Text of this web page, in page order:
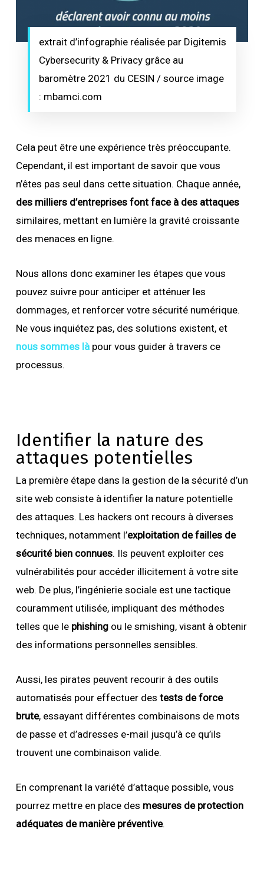
extrait d’infographie réalisée par Digitemis
Cybersecurity & Privacy grâce au
baromètre 2021 du CESIN / source image
: mbamci.com
Cela peut être une expérience très préoccupante.
Cependant, il est important de savoir que vous
n’êtes pas seul dans cette situation. Chaque année,
des milliers d’entreprises font face à des attaques
similaires, mettant en lumière la gravité croissante
des menaces en ligne.
Nous allons donc examiner les étapes que vous
pouvez suivre pour anticiper et atténuer les
dommages, et renforcer votre sécurité numérique.
Ne vous inquiétez pas, des solutions existent, et
nous sommes làpour vous guider à travers ce
processus.
Identifier la nature des
attaques potentielles
La première étape dans la gestion de la sécurité d’un
site web consiste à identifier la nature potentielle
des attaques. Les hackers ont recours à diverses
techniques, notamment l’exploitation de failles de
sécurité bien connues. Ils peuvent exploiter ces
vulnérabilités pour accéder illicitement à votre site
web. De plus, l’ingénierie sociale est une tactique
couramment utilisée, impliquant des méthodes
telles que le phishingou le smishing, visant à obtenir
des informations personnelles sensibles.
Aussi, les pirates peuvent recourir à des outils
automatisés pour effectuer des tests de force
brute, essayant différentes combinaisons de mots
de passe et d’adresses e-mail jusqu’à ce qu’ils
trouvent une combinaison valide.
En comprenant la variété d’attaque possible, vous
pourrez mettre en place des mesures de protection
adéquates de manière préventive.